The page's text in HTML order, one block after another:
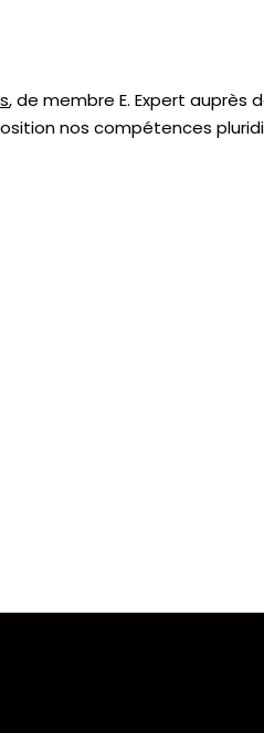
, de membre E. Expert auprès
nos compétences